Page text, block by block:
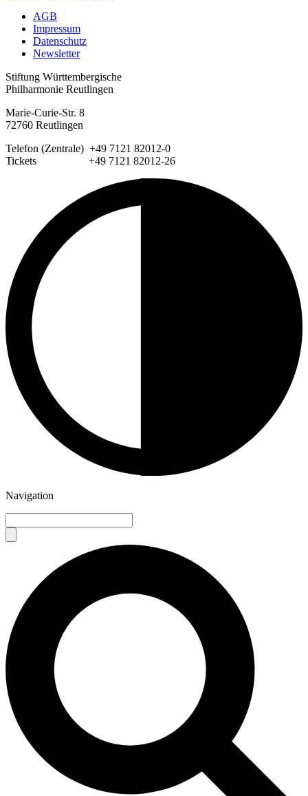
AGB
Impressum
Datenschutz
Newsletter
Stiftung Württembergische
Philharmonie Reutlingen
Marie-Curie-Str. 8
72760 Reutlingen
Telefon (Zentrale) +49 7121 82012-0
Tickets +49 7121 82012-26
Navigation